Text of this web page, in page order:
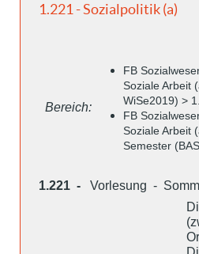
1.221 - Sozialpolitik (a)
Bereich:
FB
Soziale Arbeit
WiSe2019) >
FB
Soziale Arbeit
Semester
1.221 -
Vorlesung -